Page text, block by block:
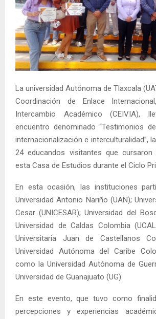
La universidad Autónoma de Tlaxcala
Coordinación de Enlace
Intercambio Académico (CEIVIA),
encuentro denominado “Testimonios
internacionalización e interculturalidad”,
24 educandos visitantes que
esta Casa de Estudios durante el Ciclo
En esta ocasión, las instituciones
Universidad Antonio Nariño (UAN);
Cesar (UNICESAR); Universidad del
Universidad de Caldas Colombia
Universitaria Juan de Castellanos
Universidad Autónoma del Caribe
como la Universidad Autónoma de
Universidad de Guanajuato (UG).
En este evento, que tuvo como
percepciones y experiencias